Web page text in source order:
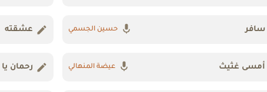
سافر حسين الجسمي عشقته
أمسى غثيث عيضة المنهالي رحمان